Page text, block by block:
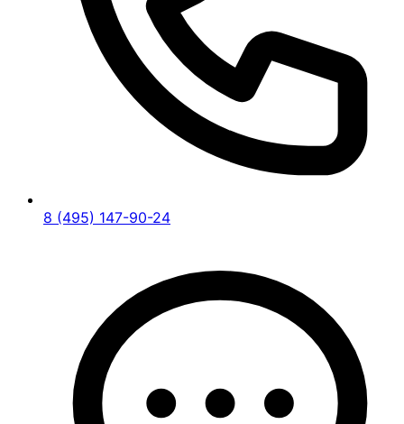
8 (495) 147-90-24